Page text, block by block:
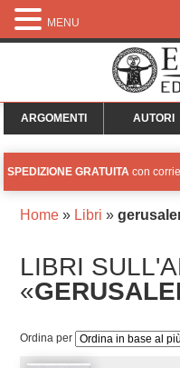
ARGOMENTI AUTORI
SPEDIZIONE GRATUITA con
Home» Libri »
LIBRI
«
Ordina per
MENU